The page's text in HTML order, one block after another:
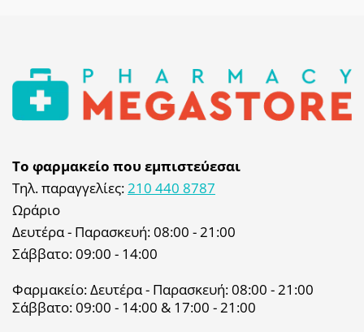
Το φαρμακείο που εμπιστεύεσαι
Τηλ. παραγγελίες:210 440 8787
Ωράριο
Δευτέρα - Παρασκευή: 08:00 - 21:00
Σάββατο: 09:00 - 14:00
Φαρμακείο: Δευτέρα - Παρασκευή: 08:00 - 21:00
Σάββατο: 09:00 - 14:00 & 17:00 - 21:00